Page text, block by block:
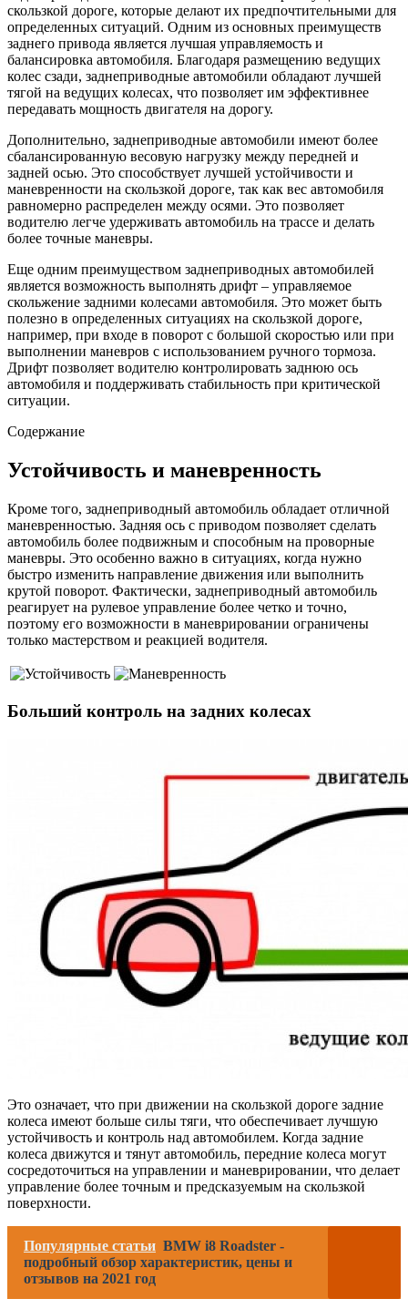
скользкой дороге, которые делают их предпочтительными для
определенных ситуаций. Одним из основных преимуществ
заднего привода является лучшая управляемость и
балансировка автомобиля. Благодаря размещению ведущих
колес сзади, заднеприводные автомобили обладают лучшей
тягой на ведущих колесах, что позволяет им эффективнее
передавать мощность двигателя на дорогу.
Дополнительно, заднеприводные автомобили имеют более
сбалансированную весовую нагрузку между передней и
задней осью. Это способствует лучшей устойчивости и
маневренности на скользкой дороге, так как вес автомобиля
равномерно распределен между осями. Это позволяет
водителю легче удерживать автомобиль на трассе и делать
более точные маневры.
Еще одним преимуществом заднеприводных автомобилей
является возможность выполнять дрифт – управляемое
скольжение задними колесами автомобиля. Это может быть
полезно в определенных ситуациях на скользкой дороге,
например, при входе в поворот с большой скоростью или при
выполнении маневров с использованием ручного тормоза.
Дрифт позволяет водителю контролировать заднюю ось
автомобиля и поддерживать стабильность при критической
ситуации.
Содержание
Устойчивость и маневренность
Кроме того, заднеприводный автомобиль обладает отличной
маневренностью. Задняя ось с приводом позволяет сделать
автомобиль более подвижным и способным на проворные
маневры. Это особенно важно в ситуациях, когда нужно
быстро изменить направление движения или выполнить
крутой поворот. Фактически, заднеприводный автомобиль
реагирует на рулевое управление более четко и точно,
поэтому его возможности в маневрировании ограничены
только мастерством и реакцией водителя.
Больший контроль на задних колесах
Это означает, что при движении на скользкой дороге задние
колеса имеют больше силы тяги, что обеспечивает лучшую
устойчивость и контроль над автомобилем. Когда задние
колеса движутся и тянут автомобиль, передние колеса могут
сосредоточиться на управлении и маневрировании, что делает
управление более точным и предсказуемым на скользкой
поверхности.
Популярные статьи BMW i8 Roadster -
подробный обзор характеристик, цены и
отзывов на 2021 год